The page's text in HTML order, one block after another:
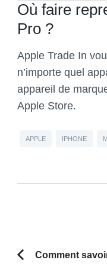
Où faire
Pro ?
Apple Trade In
n’importe quel
appareil de
Apple Store.
APPLE IPHONE
Navigation
Article
Comment